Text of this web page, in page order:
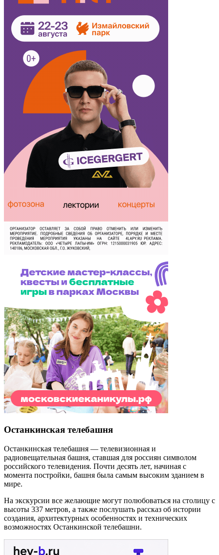
Останкинская телебашня
Останкинская телебашня — телевизионная и
радиовещательная башня, ставшая для россиян символом
российского телевидения. Почти десять лет, начиная с
момента постройки, башня была самым высоким зданием в
мире.
На экскурсии все желающие могут полюбоваться на столицу с
высоты 337 метров, а также послушать рассказ об истории
создания, архитектурных особенностях и технических
возможностях Останкинской телебашни.